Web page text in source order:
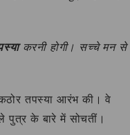
करनी होगी। सच्चे मन से
तपस्या आरंभ की। वे
के बारे में सोचतीं।